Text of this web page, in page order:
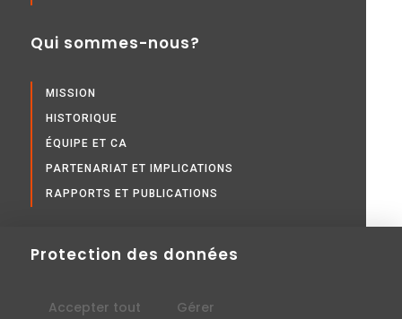
Protection des données
Accepter tout Gérer
Qui sommes-nous?
MISSION
HISTORIQUE
ÉQUIPE ET CA
PARTENARIAT ET IMPLICATIONS
RAPPORTS ET PUBLICATIONS